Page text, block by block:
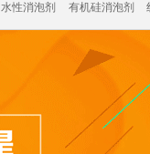
水性消泡剂 有机硅消泡剂